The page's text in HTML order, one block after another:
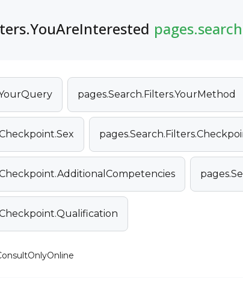
pages.Search.Filters.YourMethod